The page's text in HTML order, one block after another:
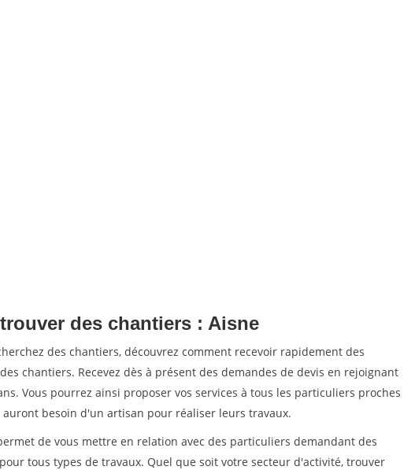
des chantiers : Aisne
des chantiers, découvrez comment recevoir rapidement des
chantiers. Recevez dès à présent des demandes de devis en rejoignant
Vous pourrez ainsi proposer vos services à tous les particuliers proches
besoin d'un artisan pour réaliser leurs travaux.
de vous mettre en relation avec des particuliers demandant des
tous types de travaux. Quel que soit votre secteur d'activité, trouver